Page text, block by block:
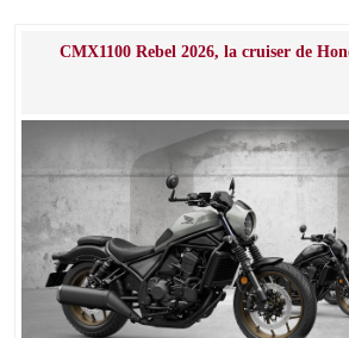
CMX1100 Rebel 2026, la cruiser de